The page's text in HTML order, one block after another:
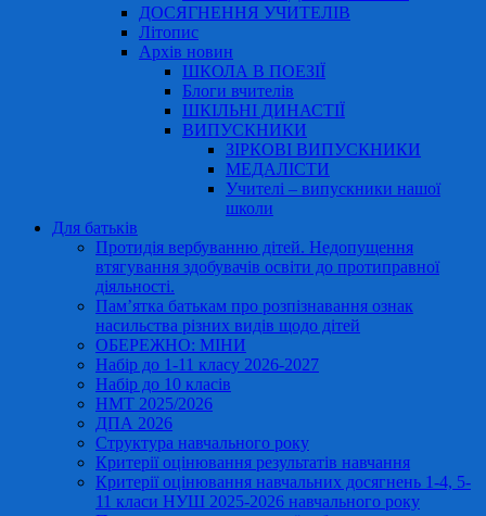
ДОСЯГНЕННЯ УЧИТЕЛІВ
Літопис
Архів новин
ШКОЛА В ПОЕЗІЇ
Блоги вчителів
ШКІЛЬНІ ДИНАСТІЇ
ВИПУСКНИКИ
ЗІРКОВІ ВИПУСКНИКИ
МЕДАЛІСТИ
Учителі – випускники нашої
школи
Для батьків
Протидія вербуванню дітей. Недопущення
втягування здобувачів освіти до протиправної
діяльності.
Пам’ятка батькам про розпізнавання ознак
насильства різних видів щодо дітей
ОБЕРЕЖНО: МІНИ
Набір до 1-11 класу 2026-2027
Набір до 10 класів
НМТ 2025/2026
ДПА 2026
Структура навчального року
Критерії оцінювання результатів навчання
Критерії оцінювання навчальних досягнень 1-4, 5-
11 класи НУШ 2025-2026 навчального року